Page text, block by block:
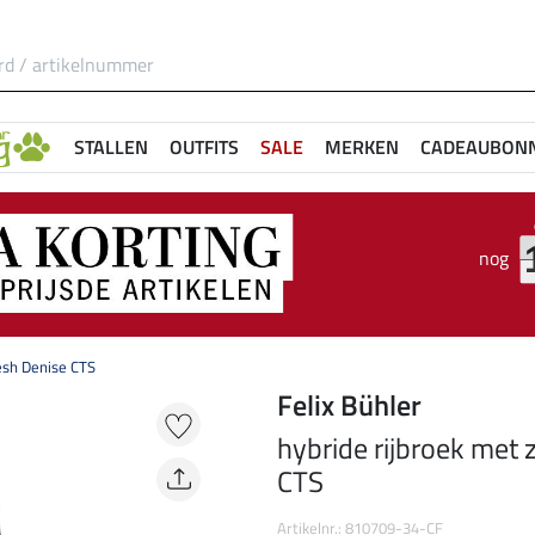
STALLEN OUTFITS SALE MERKEN
nog
Denise CTS
Felix Bühler
hybride rijbroek met
CTS
Artikelnr.: 810709-34-CF